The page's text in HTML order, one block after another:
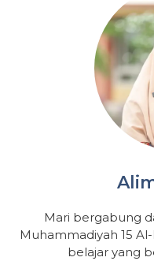
Mari bergabung
Muhammadiyah 15
belajar yang